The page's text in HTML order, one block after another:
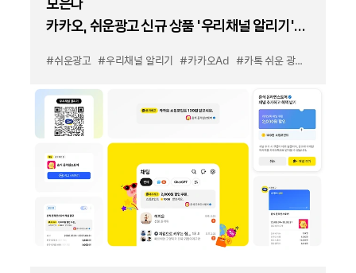
카카오, 쉬운광고 신규 상품 '우리채널 알리기'
#쉬운광고 #우리채널 알리기 #카카오Ad #카톡 쉬운 광고